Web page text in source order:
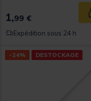
1,99 €
Expédition sous 24 h
-24% DESTOCKAGE